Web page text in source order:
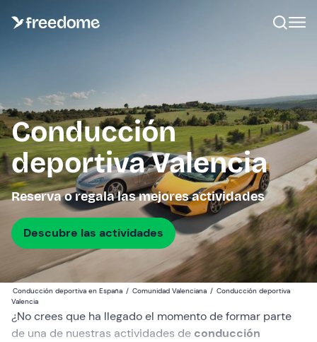
Conducción
deportiva Valencia
Reserva o regala las mejores actividades
Descubre las actividades
Conducción deportiva en España / Comunidad Valenciana / Conducción deportiva
Valencia
¿No crees que ha llegado el momento de formar parte
de una de nuestras actividades de conducción